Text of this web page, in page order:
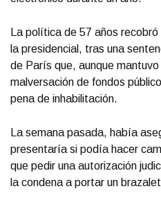
La política de 57 años
la presidencial, tras una
de París que, aunque
malversación de fondos
pena de inhabilitación.
La semana pasada, había
presentaría si podía hacer
que pedir una autorización
la condena a portar un